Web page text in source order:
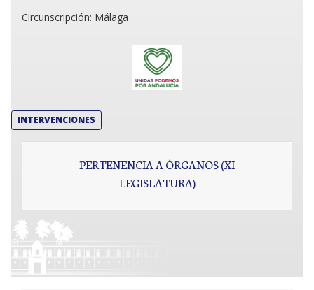
Circunscripción: Málaga
INTERVENCIONES
PERTENENCIA A ÓRGANOS (XI
LEGISLATURA)